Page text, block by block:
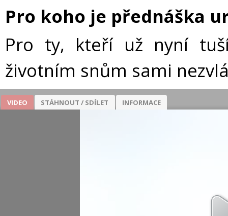
Pro koho je přednáška
Pro ty, kteří už nyní
životním snům sami
VIDEO STÁHNOUT / SDÍLET INFORMACE